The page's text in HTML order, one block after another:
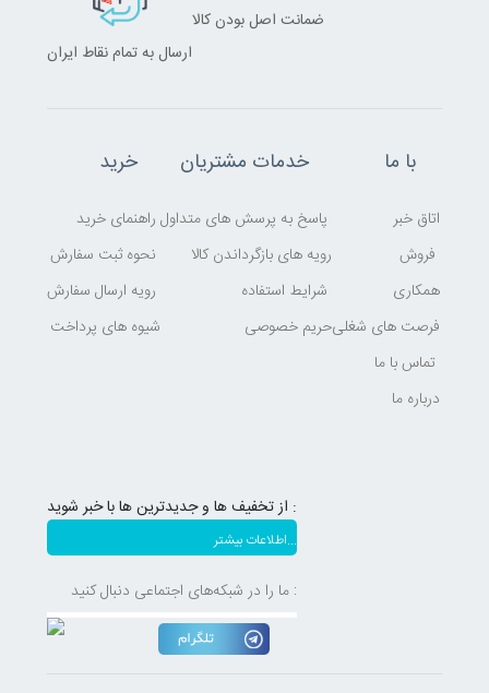
ارسال به تمام نقاط ایران
ضمانت اصل بودن کالا
خرید
شیوه های پرداخت
خدمات مشتریان
رویه های بازگرداندن کالا
حریم خصوصی
با ما
اتاق خبر
همکاری
فرصت های شغلی
درباره ما
از تخفیف ها و جدیدترین ها با خبر شوید :
اطلاعات بیشتر...
ما را در شبکه‌های اجتماعی دنبال کنید :